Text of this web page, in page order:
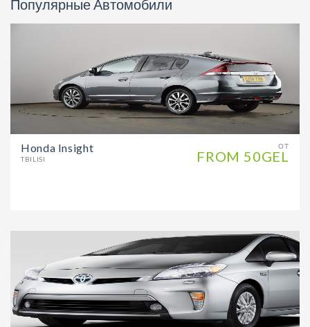
Популярные Автомобили
ОТ
FROM 50GEL
Honda Insight
TBILISI